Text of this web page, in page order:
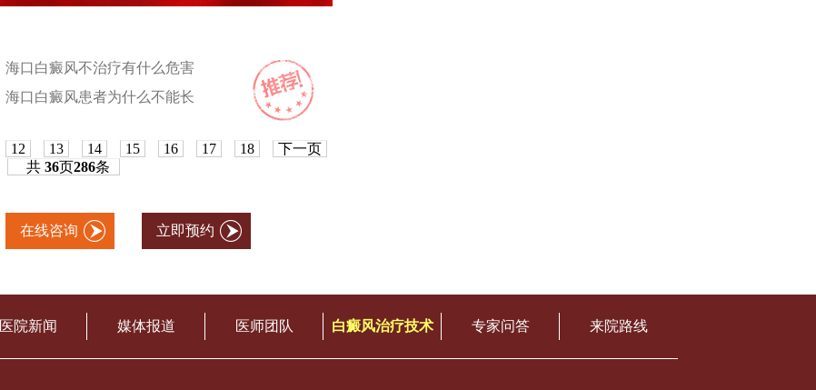
海口白癜风不治疗有什么危害
海口白癜风患者为什么不能长
12 13 14 15 16 17 18
下一页
共 36页286条
在线咨询 立即预约
医院新闻 媒体报道 医师团队 白癜风治疗技术 专家问答 来院路线